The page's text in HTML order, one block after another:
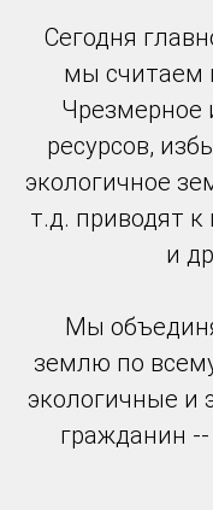
Сегодня
мы считаем
Чрезмерное
ресурсов,
экологичное
т.д. приводят
и
Мы
землю по
экологичные и
гражданин